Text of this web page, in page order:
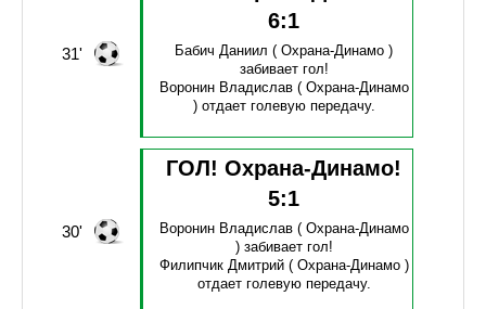
31'
6:1
Бабич Даниил ( Охрана-Динамо )
забивает гол!
Воронин Владислав( Охрана-Динамо
) отдает голевую передачу.
30'
ГОЛ! Охрана-Динамо!
5:1
Воронин Владислав( Охрана-Динамо
) забивает гол!
Филипчик Дмитрий( Охрана-Динамо )
отдает голевую передачу.